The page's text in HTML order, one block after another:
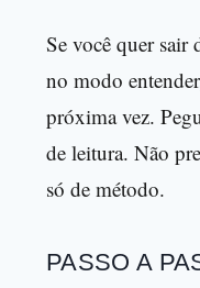
Se você quer sair
no modo
próxima vez.
de leitura. Não
só de método.
PASSO A